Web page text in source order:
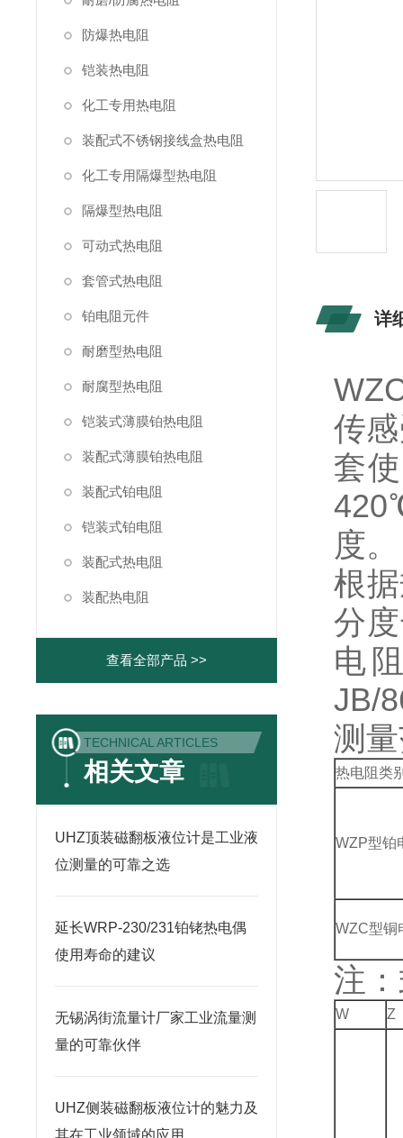
防爆热电阻
铠装热电阻
化工专用热电阻
装配式不锈钢接线盒热电阻
化工专用隔爆型热电阻
隔爆型热电阻
可动式热电阻
套管式热电阻
铂电阻元件
耐磨型热电阻
耐腐型热电阻
铠装式薄膜铂热电阻
装配式薄膜铂热电阻
装配式铂电阻
铠装式铂电阻
装配式热电阻
装配热电阻
查看全部产品 >>
TECHNICAL ARTICLES
相关文章
UHZ顶装磁翻板液位计是工业液
位测量的可靠之选
延长WRP-230/231铂铑热电偶
使用寿命的建议
无锡涡街流量计厂家工业流量测
量的可靠伙伴
UHZ侧装磁翻板液位计的魅力及
其在工业领域的应用
详
传
套
度。
根
分
电
JB/
测
热电阻类
WZP型铂
WZC型铜
注
W Z